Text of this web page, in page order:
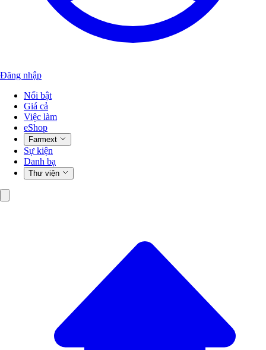
Đăng nhập
Nổi bật
Giá cả
Việc làm
eShop
Farmext
Sự kiện
Danh bạ
Thư viện